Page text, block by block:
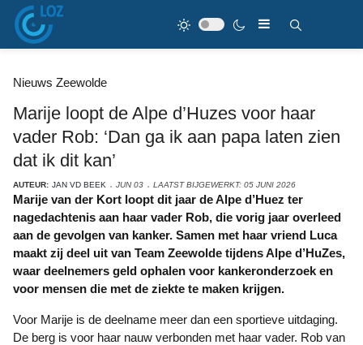
Nieuws Zeewolde
Marije loopt de Alpe d’Huzes voor haar
vader Rob: ‘Dan ga ik aan papa laten zien
dat ik dit kan’
AUTEUR: JAN VD BEEK JUN 03 LAATST BIJGEWERKT: 05 JUNI 2026
Marije van der Kort loopt dit jaar de Alpe d’Huez ter
nagedachtenis aan haar vader Rob, die vorig jaar overleed
aan de gevolgen van kanker. Samen met haar vriend Luca
maakt zij deel uit van Team Zeewolde tijdens Alpe d’HuZes,
waar deelnemers geld ophalen voor kankeronderzoek en
voor mensen die met de ziekte te maken krijgen.
Voor Marije is de deelname meer dan een sportieve uitdaging.
De berg is voor haar nauw verbonden met haar vader. Rob van